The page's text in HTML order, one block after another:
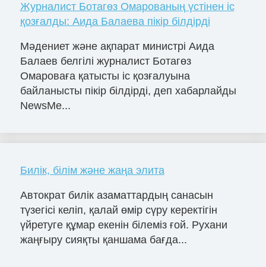
Журналист Ботагөз Омарованың үстінен іс
қозғалды: Аида Балаева пікір білдірді
Мәдениет және ақпарат министрі Аида
Балаев белгілі журналист Ботагөз
Омароваға қатысты іс қозғалуына
байланысты пікір білдірді, деп хабарлайды
NewsMe...
Билік, білім және жаңа элита
Автократ билік азаматтардың санасын
түзегісі келіп, қалай өмір сүру керектігін
үйретуге құмар екенін білеміз ғой. Рухани
жаңғыру сияқты қаншама бағда...